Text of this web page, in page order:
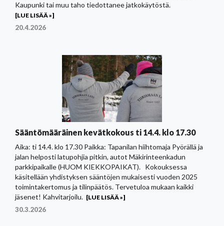
Kaupunki tai muu taho tiedottanee jatkokäytöstä.
[LUE LISÄÄ »]
20.4.2026
Sääntömääräinen kevätkokous ti 14.4. klo 17.30
Aika: ti 14.4. klo 17.30 Paikka: Tapanilan hiihtomaja Pyörällä ja
jalan helposti latupohjia pitkin, autot Mäkirinteenkadun
parkkipaikalle (HUOM KIEKKOPAIKAT). Kokouksessa
käsitellään yhdistyksen sääntöjen mukaisesti vuoden 2025
toimintakertomus ja tilinpäätös. Tervetuloa mukaan kaikki
jäsenet! Kahvitarjoilu. [LUE LISÄÄ »]
30.3.2026